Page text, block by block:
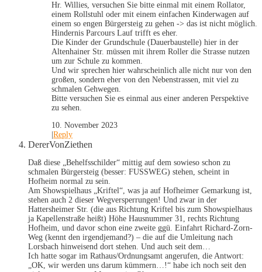
Hr. Willies, versuchen Sie bitte einmal mit einem Rollator,
einem Rollstuhl oder mit einem einfachen Kinderwagen auf
einem so engen Bürgersteig zu gehen -> das ist nicht möglich.
Hindernis Parcours Lauf trifft es eher.
Die Kinder der Grundschule (Dauerbaustelle) hier in der
Altenhainer Str. müssen mit ihrem Roller die Strasse nutzen
um zur Schule zu kommen.
Und wir sprechen hier wahrscheinlich alle nicht nur von den
großen, sondern eher von den Nebenstrassen, mit viel zu
schmalen Gehwegen.
Bitte versuchen Sie es einmal aus einer anderen Perspektive
zu sehen.
10. November 2023
Reply
DererVonZiethen
Daß diese „Behelfsschilder“ mittig auf dem sowieso schon zu
schmalen Bürgersteig (besser: FUSSWEG) stehen, scheint in
Hofheim normal zu sein.
Am Showspielhaus „Kriftel“, was ja auf Hofheimer Gemarkung ist,
stehen auch 2 dieser Wegversperrungen! Und zwar in der
Hattersheimer Str. (die aus Richtung Kriftel bis zum Showspielhaus
ja Kapellenstraße heißt) Höhe Hausnummer 31, rechts Richtung
Hofheim, und davor schon eine zweite ggü. Einfahrt Richard-Zorn-
Weg (kennt den irgendjemand?) – die auf die Umleitung nach
Lorsbach hinweisend dort stehen. Und auch seit dem…
Ich hatte sogar im Rathaus/Ordnungsamt angerufen, die Antwort:
„OK, wir werden uns darum kümmern…!“ habe ich noch seit den